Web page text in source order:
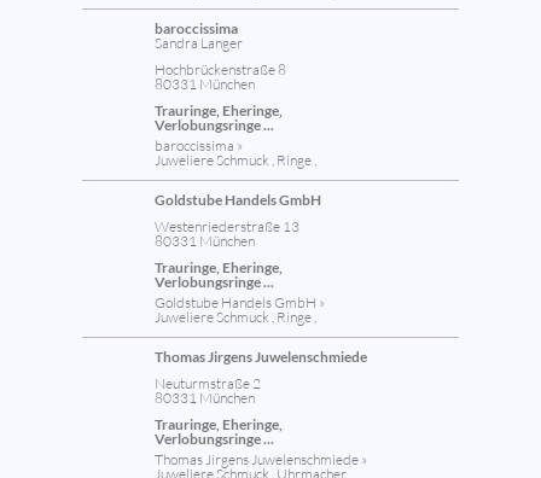
baroccissima
Sandra Langer
Hochbrückenstraße 8
80331 München
Trauringe, Eheringe,
Verlobungsringe ...
baroccissima »
Juweliere Schmuck , Ringe ,
Goldstube Handels GmbH
Westenriederstraße 13
80331 München
Trauringe, Eheringe,
Verlobungsringe ...
Goldstube Handels GmbH »
Juweliere Schmuck , Ringe ,
Thomas Jirgens Juwelenschmiede
Neuturmstraße 2
80331 München
Trauringe, Eheringe,
Verlobungsringe ...
Thomas Jirgens Juwelenschmiede »
Juweliere Schmuck , Uhrmacher,